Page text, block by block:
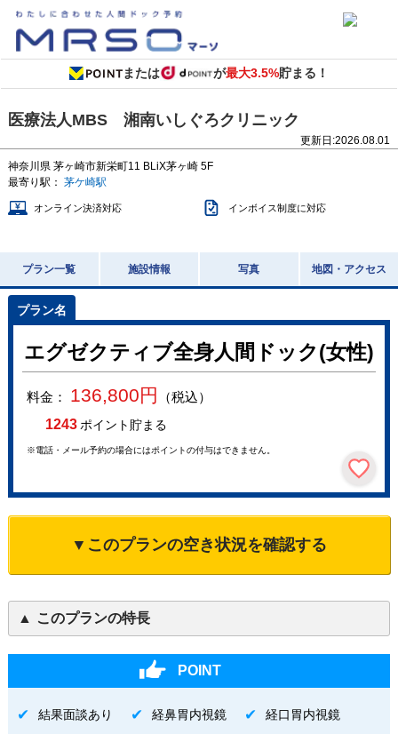
または が最大3.5%貯まる！
医療法人MBS 湘南いしぐろクリニック
更新日:2026.08.01
神奈川県 茅ヶ崎市新栄町11 BLiX茅ヶ崎 5F
最寄り駅： 茅ケ崎駅
オンライン決済対応 インボイス制度に対応
プラン一覧 施設情報 写真 地図・アクセス
エグゼクティブ全身人間ドック(女性)
料金： 136,800円
（税込）
1243ポイント貯まる
※電話・メール予約の場合にはポイントの付与はできません。
▼このプランの空き状況を確認する
このプランの特長
POINT
結果面談あり 経鼻胃内視鏡
経口胃内視鏡